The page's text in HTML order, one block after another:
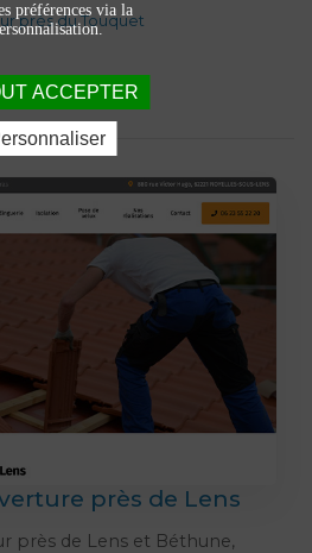
près du Touquet
près de Lens
près de Lens et Béthune,
préférences via la
ACCEPTER